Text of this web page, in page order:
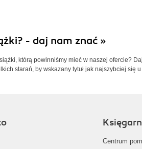
- daj nam znać »
którą powinniśmy mieć w naszej ofercie?
starań, by wskazany tytuł jak najszybciej się
Centrum